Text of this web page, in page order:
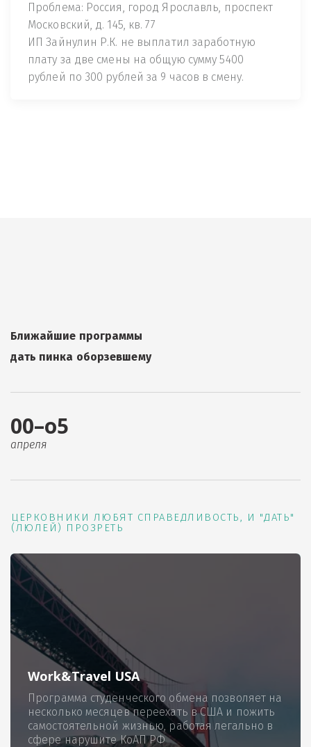
Проблема: Россия, город Ярославль, проспект
Московский, д. 145, кв. 77
ИП Зайнулин Р.К. не выплатил заработную
плату за две смены на общую сумму 5400
рублей по 300 рублей за 9 часов в смену.
Ближайшие программы
дать пинка оборзевшему
00–о5
апреля
ЦЕРКОВНИКИ ЛЮБЯТ СПРАВЕДЛИВОСТЬ, И "ДАТЬ"
(ЛЮЛЕЙ) ПРОЗРЕТЬ
Work&Travel USA
Программа студенческого обмена позволяет на
несколько месяцев переехать в США и пожить
самостоятельной жизнью, работая легально в
сфере нарушите КоАП РФ